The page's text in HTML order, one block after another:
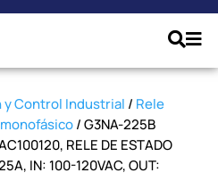
Control Industrial / Rele
monofásico/ G3NA-225B
RELE DE ESTADO
IN: 100-120VAC, OUT: